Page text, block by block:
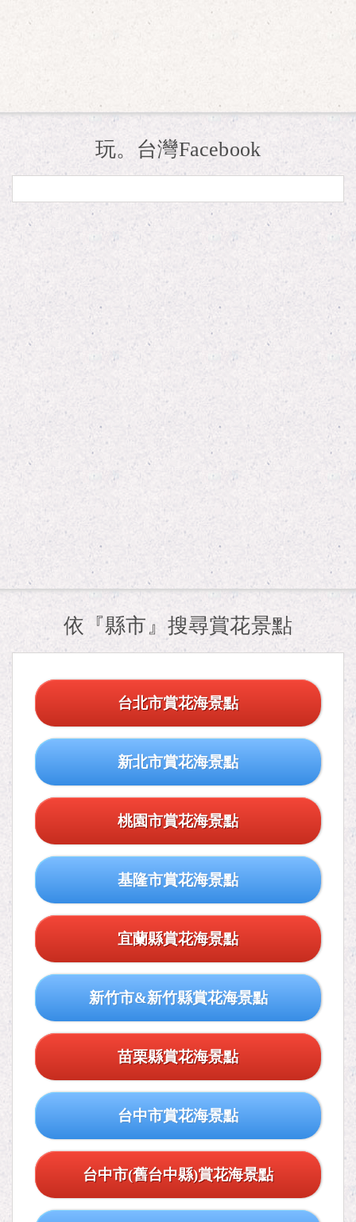
玩。台灣Facebook
依『縣市』搜尋賞花景點
台北市賞花海景點
新北市賞花海景點
桃園市賞花海景點
基隆市賞花海景點
宜蘭縣賞花海景點
新竹市&新竹縣賞花海景點
苗栗縣賞花海景點
台中市賞花海景點
台中市(舊台中縣)賞花海景點